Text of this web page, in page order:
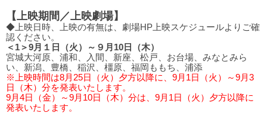
【上映期間／上映劇場】
◆上映日時、上映の有無は、劇場HP上映スケジュールよりご確
認ください。
＜1＞9月１日（火）～９月10日（木）
宮城大河原、浦和、入間、新座、松戸、お台場、みなとみら
い、新潟、豊橋、稲沢、橿原、福岡ももち、浦添
※上映時間は8月25日（火）夕方以降に、9月1日（火）～9月3
日（木）分を発表いたします。
9月4日（金）～9月10日（木）分は、9月1日（火）夕方以降に
発表いたします。